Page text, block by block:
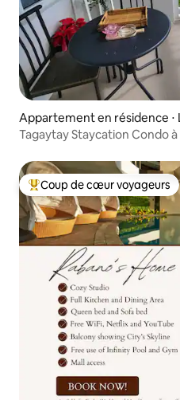
Appartement en résidence ⋅
Tagaytay Staycation Condo
Coups de cœur voyageurs les
Coup de cœur voyageurs